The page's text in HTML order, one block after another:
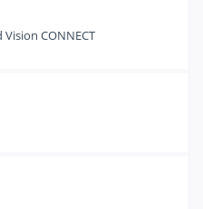
CONNECT